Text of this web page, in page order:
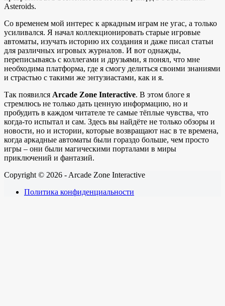
Asteroids.
Со временем мой интерес к аркадным играм не угас, а только
усиливался. Я начал коллекционировать старые игровые
автоматы, изучать историю их создания и даже писал статьи
для различных игровых журналов. И вот однажды,
переписываясь с коллегами и друзьями, я понял, что мне
необходима платформа, где я смогу делиться своими знаниями
и страстью с такими же энтузиастами, как и я.
Так появился Arcade Zone Interactive. В этом блоге я
стремлюсь не только дать ценную информацию, но и
пробудить в каждом читателе те самые тёплые чувства, что
когда-то испытал и сам. Здесь вы найдёте не только обзоры и
новости, но и истории, которые возвращают нас в те времена,
когда аркадные автоматы были гораздо больше, чем просто
игры – они были магическими порталами в миры
приключений и фантазий.
Copyright © 2026 - Arcade Zone Interactive
Политика конфиденциальности